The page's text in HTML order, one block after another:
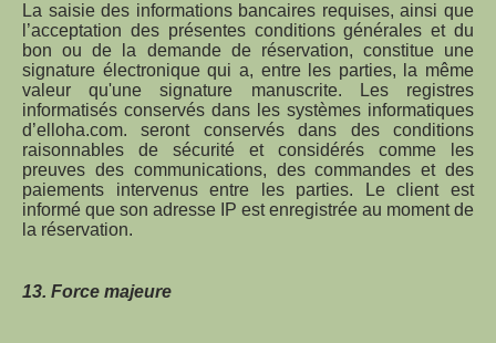
La saisie des informations bancaires requises, ainsi que
l’acceptation des présentes conditions générales et du
bon ou de la demande de réservation, constitue une
signature électronique qui a, entre les parties, la même
valeur qu'une signature manuscrite. Les registres
informatisés conservés dans les systèmes informatiques
d’elloha.com. seront conservés dans des conditions
raisonnables de sécurité et considérés comme les
preuves des communications, des commandes et des
paiements intervenus entre les parties. Le client est
informé que son adresse IP est enregistrée au moment de
la réservation.
13. Force majeure